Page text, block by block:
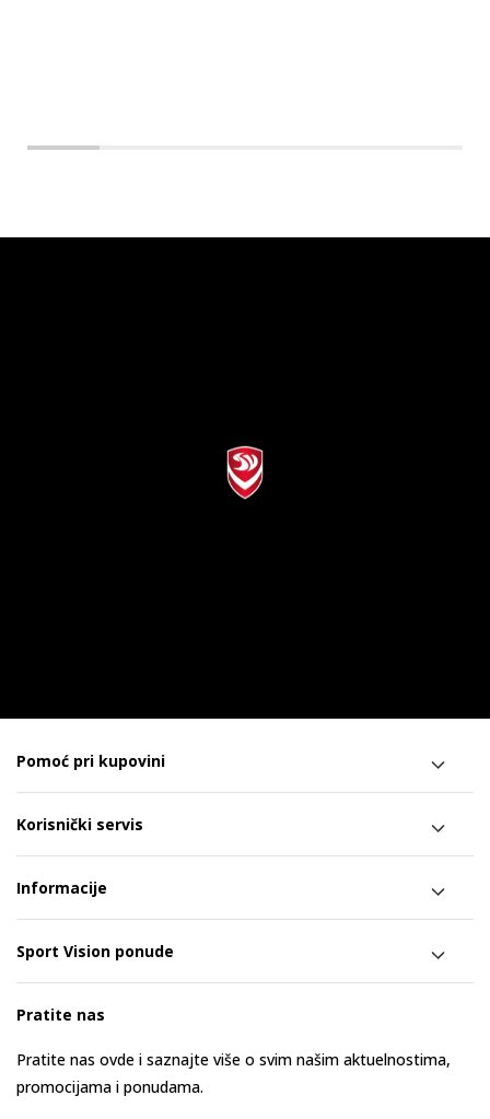
Pomoć pri kupovini
Korisnički servis
Informacije
Sport Vision ponude
Pratite nas
Pratite nas ovde i saznajte više o svim našim aktuelnostima,
promocijama i ponudama.